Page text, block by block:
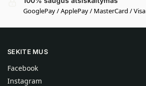
GooglePay / ApplePay / MasterCard / Visa
SEKITE MUS
Facebook
Instagram